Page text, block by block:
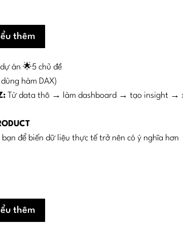
thêm
án 🌟5 chủ đề
hàm DAX)
Từ data thô → làm dashboard → tạo insight →
để biến dữ liệu thực tế trở nên có ý nghĩa hơn
thêm